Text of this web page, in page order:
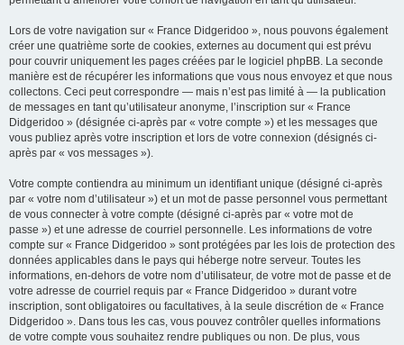
Lors de votre navigation sur « France Didgeridoo », nous pouvons également
créer une quatrième sorte de cookies, externes au document qui est prévu
pour couvrir uniquement les pages créées par le logiciel phpBB. La seconde
manière est de récupérer les informations que vous nous envoyez et que nous
collectons. Ceci peut correspondre — mais n’est pas limité à — la publication
de messages en tant qu’utilisateur anonyme, l’inscription sur « France
Didgeridoo » (désignée ci-après par « votre compte ») et les messages que
vous publiez après votre inscription et lors de votre connexion (désignés ci-
après par « vos messages »).
Votre compte contiendra au minimum un identifiant unique (désigné ci-après
par « votre nom d’utilisateur ») et un mot de passe personnel vous permettant
de vous connecter à votre compte (désigné ci-après par « votre mot de
passe ») et une adresse de courriel personnelle. Les informations de votre
compte sur « France Didgeridoo » sont protégées par les lois de protection des
données applicables dans le pays qui héberge notre serveur. Toutes les
informations, en-dehors de votre nom d’utilisateur, de votre mot de passe et de
votre adresse de courriel requis par « France Didgeridoo » durant votre
inscription, sont obligatoires ou facultatives, à la seule discrétion de « France
Didgeridoo ». Dans tous les cas, vous pouvez contrôler quelles informations
de votre compte vous souhaitez rendre publiques ou non. De plus, vous